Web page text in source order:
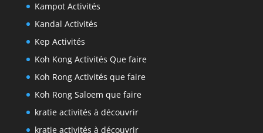
Kampot Activités
Kandal Activités
Kep Activités
Koh Kong Activités Que faire
Koh Rong Activités que faire
Koh Rong Saloem que faire
kratie activités à découvrir
kratie activités à découvrir